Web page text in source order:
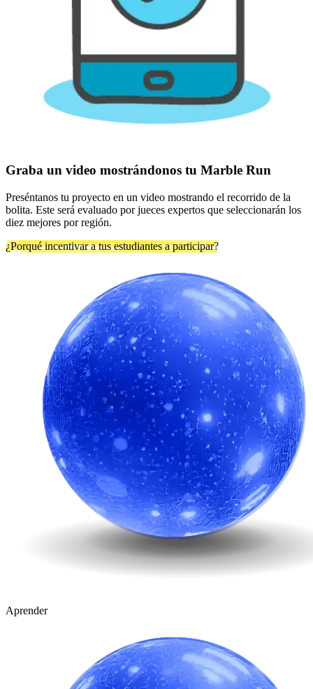
Graba un video mostrándonos tu Marble Run
Preséntanos tu proyecto en un video mostrando el recorrido de la
bolita. Este será evaluado por jueces expertos que seleccionarán los
diez mejores por región.
¿Porqué incentivar a tus estudiantes a participar?
Aprender